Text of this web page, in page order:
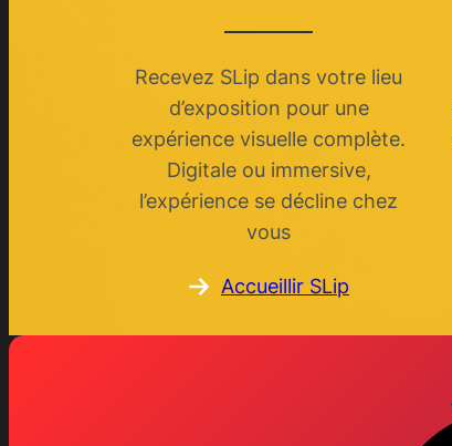
Recevez SLip dans votre lieu
d’exposition pour une
expérience visuelle complète.
Digitale ou immersive,
l’expérience se décline chez
vous
Accueillir SLip